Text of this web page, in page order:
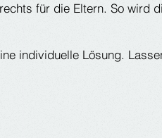
für die Eltern. So wird
individuelle Lösung.